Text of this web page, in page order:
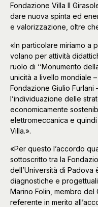
Fondazione Villa Il
dare nuova spinta ed
e valorizzazione, oltre
«In particolare miriamo a
volano per attività
ruolo di ‘‘Monumento
unicità a livello mondiale
Fondazione Giulio
l’individuazione delle
economicamente
elettromeccanica e
Villa.».
«Per questo l’accordo
sottoscritto tra la
dell’Università di Padova
diagnostiche e
Marino Folin, membro del
referente in merito